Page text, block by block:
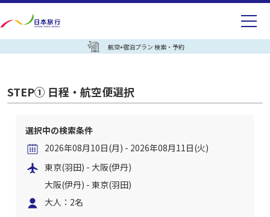
航空+宿泊プラン 検索・予約
STEP① 日程・航空便選択
選択中の検索条件
2026年08月10日(月) - 2026年08月11日(火)
東京(羽田) - 大阪(伊丹)
大阪(伊丹) - 東京(羽田)
大人：2名